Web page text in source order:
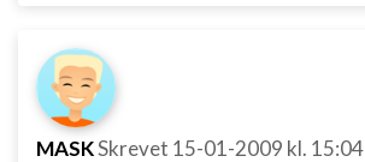
MASKSkrevet 15-01-2009 kl. 15:04